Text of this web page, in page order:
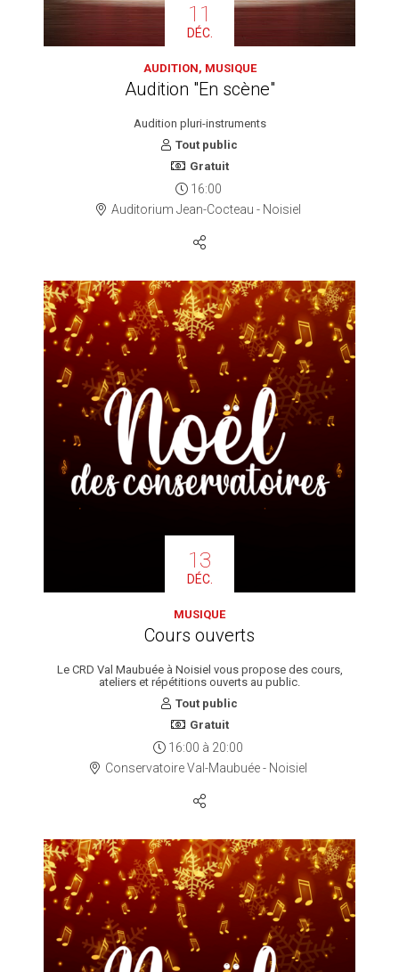
11
DÉC.
AUDITION, MUSIQUE
Audition "En scène"
Audition pluri-instruments
Tout public
Gratuit
16:00
Auditorium Jean-Cocteau - Noisiel
13
DÉC.
MUSIQUE
Cours ouverts
Le CRD Val Maubuée à Noisiel vous propose des cours,
ateliers et répétitions ouverts au public.
Tout public
Gratuit
16:00 à 20:00
Conservatoire Val-Maubuée - Noisiel